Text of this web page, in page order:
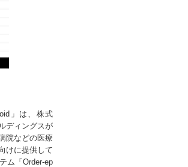
」は、株式
ディングスが
院などの医療
けに提供して
ム「Order-ep